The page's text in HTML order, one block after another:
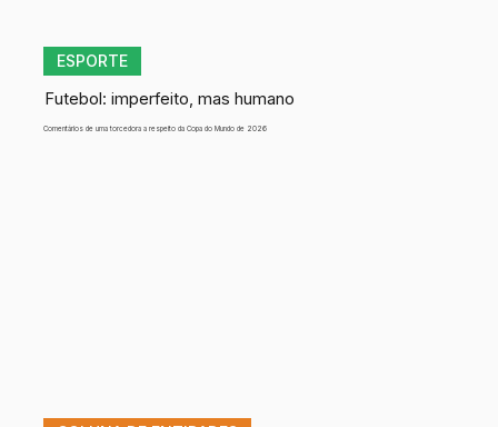
ESPORTE
Futebol: imperfeito, mas humano
Comentários de uma torcedora a respeito da Copa do Mundo de 2026